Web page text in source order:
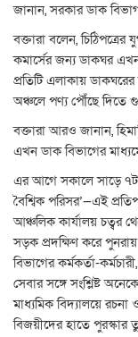
জানান, সরকার ডাক
বক্তারা বলেন,
কমার্সের জন্য ডাকঘর
প্রতিটি এলাকায়
অঞ্চলে পণ্য পৌঁছে দিতে
বক্তারা আরও জানান,
এখন ডাক বিভাগের
এর আগে সকালে সাড়ে
বৈশ্বিক পরিসর’—এই
আঞ্চলিক কার্যালয় চত্বর
সড়ক প্রদক্ষিণ করে
বিভাগের কর্মকর্তা-
সেবার সঙ্গে সংশ্লিষ্ট
মাধ্যমিক বিদ্যালয়ে
বিজয়ীদের হাতে পুরস্কার